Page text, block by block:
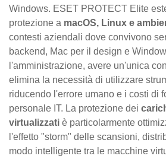
Windows. ESET PROTECT Elite
protezione a macOS, Linux e
contesti aziendali dove convivono
backend, Mac per il design e
l'amministrazione, avere un'unica
elimina la necessità di utilizzare
riducendo l'errore umano e i costi di
personale IT. La protezione dei
virtualizzati è particolarmente
l'effetto "storm" delle scansioni,
modo intelligente tra le macchine